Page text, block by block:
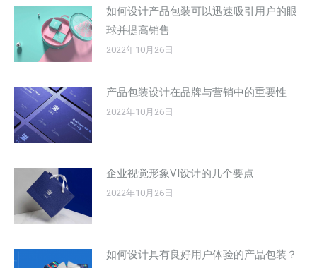
如何设计产品包装可以迅速吸引用户的眼
球并提高销售
2022年10月26日
产品包装设计在品牌与营销中的重要性
2022年10月26日
企业视觉形象VI设计的几个要点
2022年10月26日
如何设计具有良好用户体验的产品包装？